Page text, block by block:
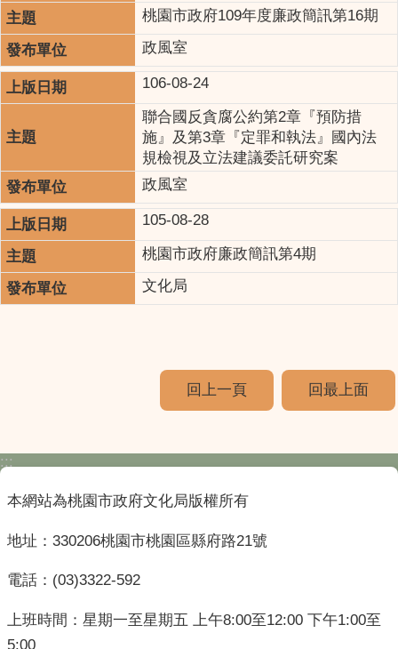
桃園市政府109年度廉政簡訊第16期
政風室
106-08-24
聯合國反貪腐公約第2章『預防措
施』及第3章『定罪和執法』國內法
規檢視及立法建議委託研究案
政風室
105-08-28
桃園市政府廉政簡訊第4期
文化局
回上一頁 回最上面
:::
本網站為桃園市政府文化局版權所有
地址：330206桃園市桃園區縣府路21號
電話：(03)3322-592
上班時間：星期一至星期五 上午8:00至12:00 下午1:00至
5:00